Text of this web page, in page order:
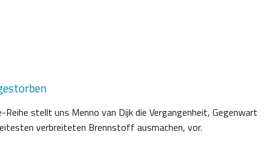
stellt uns Menno van Dijk die Vergangenheit, Gegenwart
verbreiteten Brennstoff ausmachen, vor.